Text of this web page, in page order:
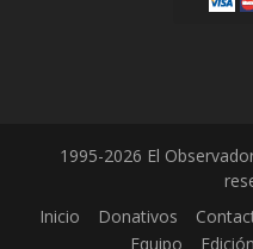
1995-2026 El
Inicio
Donativos
Equipo